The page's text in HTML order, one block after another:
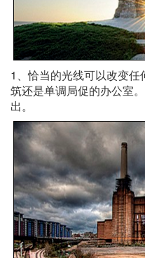
1、恰当的光线可以改变
筑还是单调局促的办公室
出。